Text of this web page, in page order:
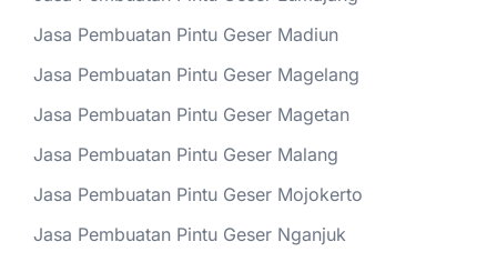
Jasa Pembuatan Pintu Geser Madiun
Jasa Pembuatan Pintu Geser Magelang
Jasa Pembuatan Pintu Geser Magetan
Jasa Pembuatan Pintu Geser Malang
Jasa Pembuatan Pintu Geser Mojokerto
Jasa Pembuatan Pintu Geser Nganjuk